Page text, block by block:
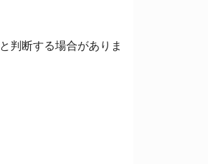
判断する場合がありま